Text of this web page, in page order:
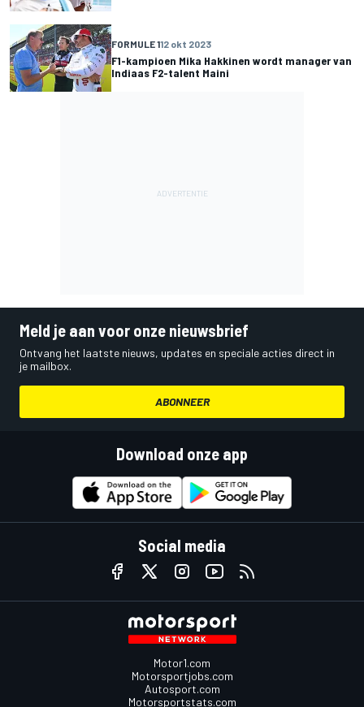
FORMULE 112 okt 2023
F1-kampioen Mika Hakkinen wordt manager van
Indiaas F2-talent Maini
Meld je aan voor onze nieuwsbrief
Ontvang het laatste nieuws, updates en speciale acties direct in
je mailbox.
ABONNEER
Download onze app
Social media
Motor1.com
Motorsportjobs.com
Autosport.com
Motorsportstats.com